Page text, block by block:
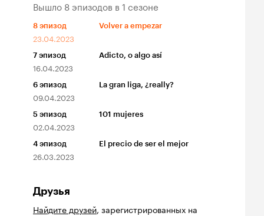
Вышло 8 эпизодов в 1 сезоне
8 эпизод
23.04.2023
Volver a empezar
7 эпизод
16.04.2023
Adicto, o algo así
6 эпизод
09.04.2023
La gran liga, ¿really?
5 эпизод
02.04.2023
101 mujeres
4 эпизод
26.03.2023
El precio de ser el mejor
Друзья
Найдите друзей, зарегистрированных на